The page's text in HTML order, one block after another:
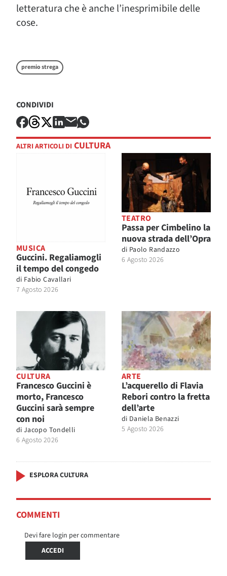
letteratura che è anche l’inesprimibile delle
cose.
premio strega
CONDIVIDI
ALTRI ARTICOLI DI CULTURA
MUSICA
Guccini. Regaliamogli
il tempo del congedo
di Fabio Cavallari
7 Agosto 2026
TEATRO
Passa per Cimbelino la
nuova strada dell’Opra
di Paolo Randazzo
6 Agosto 2026
CULTURA
Francesco Guccini è
morto, Francesco
Guccini sarà sempre
con noi
di Jacopo Tondelli
6 Agosto 2026
ARTE
L’acquerello di Flavia
Rebori contro la fretta
dell’arte
di Daniela Benazzi
5 Agosto 2026
ESPLORA CULTURA
COMMENTI
Devi fare login per commentare
ACCEDI